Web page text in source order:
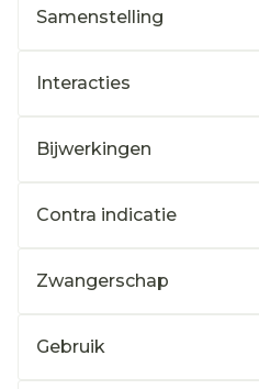
Samenstelling
Interacties
Bijwerkingen
Contra indicatie
Zwangerschap
Gebruik